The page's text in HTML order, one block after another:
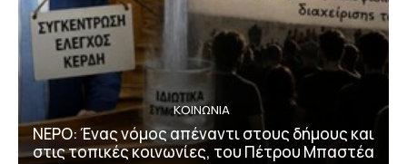
ΚΟΙΝΩΝΙΑ
ΝΕΡΟ: Ένας νόμος απέναντι στους δήμους και
στις τοπικές κοινωνίες, του Πέτρου Μπαστέα